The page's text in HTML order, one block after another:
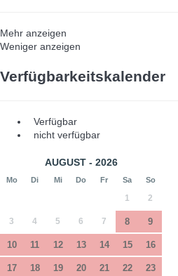
Mehr anzeigen
Weniger anzeigen
Verfügbarkeitskalender
Verfügbar
nicht verfügbar
AUGUST - 2026
Mo Di Mi Do Fr Sa So
1 2
3 4 5 6 7 8 9
10 11 12 13 14 15 16
17 18 19 20 21 22 23